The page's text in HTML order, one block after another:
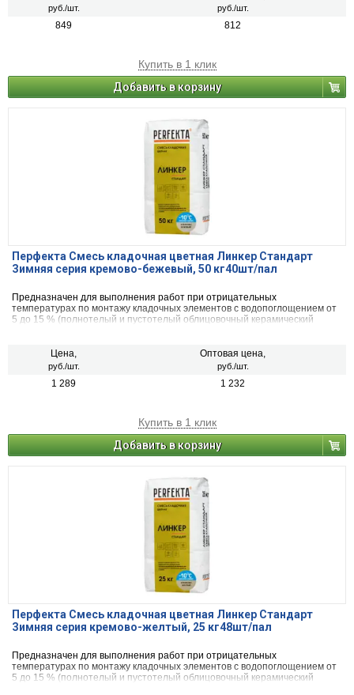
руб./шт. руб./шт.
849 812
Купить в 1 клик
Добавить в корзину
Перфекта Смесь кладочная цветная Линкер Стандарт
Зимняя серия кремово-бежевый, 50 кг40шт/пал
Предназначен для выполнения работ при отрицательных
температурах по монтажу кладочных элементов с водопоглощением от
5 до 15 % (полнотелый и пустотелый облицовочный керамический
Цена,
руб./шт.
Оптовая цена,
руб./шт.
1 289 1 232
Купить в 1 клик
Добавить в корзину
Перфекта Смесь кладочная цветная Линкер Стандарт
Зимняя серия кремово-желтый, 25 кг48шт/пал
Предназначен для выполнения работ при отрицательных
температурах по монтажу кладочных элементов с водопоглощением от
5 до 15 % (полнотелый и пустотелый облицовочный керамический